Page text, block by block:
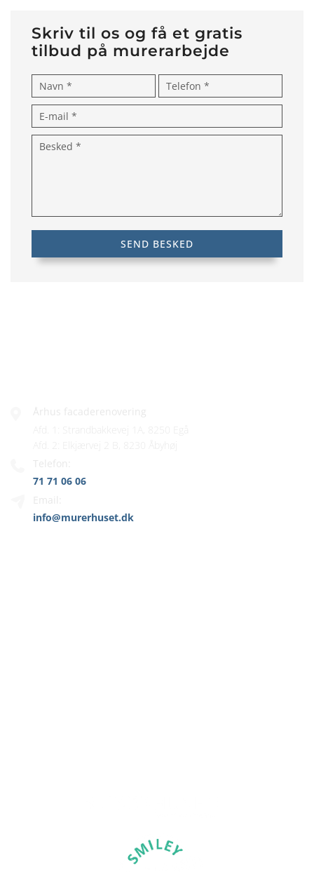
Skriv til os og få et gratis
tilbud på murerarbejde
Århus facaderenovering
Telefon:
71 71 06 06
Email:
info@murerhuset.dk